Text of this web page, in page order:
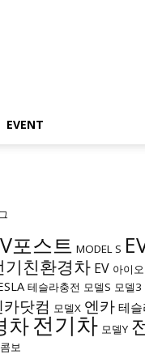
EVENT
포스트 MODEL S
기친환경차 EV 아이
테슬라충전 모델S 모델3
카닷컴 모델X 엔카 테
차전기차 모델Y
보